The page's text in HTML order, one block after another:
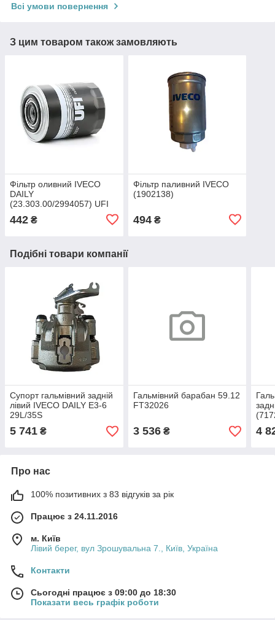
Всі умови повернення
З цим товаром також замовляють
Фільтр оливний IVECO
DAILY
(23.303.00/2994057) UFI
442 ₴
Фільтр паливний IVECO
(1902138)
494₴
Подібні товари компанії
Супорт гальмівний задній
лівий IVECO DAILY E3-6
29L/35S
(VCBC101/42554777)
Velpart
5 741 ₴
Гальмівний барабан 59.12
FT32026
3 536₴ 4
Про нас
100% позитивних з 83 відгуків за рік
Працює з 24.11.2016
м. Київ
Лівий берег, вул Зрошувальна 7., Київ, Україна
Контакти
Сьогодні працює з 09:00 до 18:30
Показати весь графік роботи